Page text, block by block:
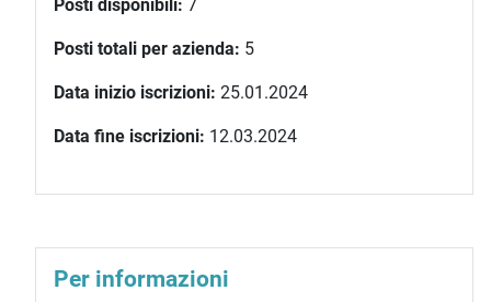
Posti disponibili: 7
Posti totali per azienda: 5
Data inizio iscrizioni: 25.01.2024
Data fine iscrizioni: 12.03.2024
Per informazioni